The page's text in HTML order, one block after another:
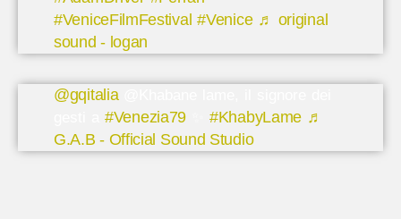
#VeniceFilmFestival #Venice ♬ original
sound - logan
@gqitalia@Khabane lame, il signore dei
#Venezia79 #KhabyLame ♬
G.A.B - Official Sound Studio